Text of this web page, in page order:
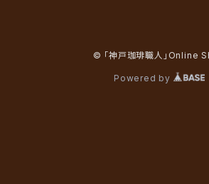
© 「神戸珈琲職人」Online
Powered by